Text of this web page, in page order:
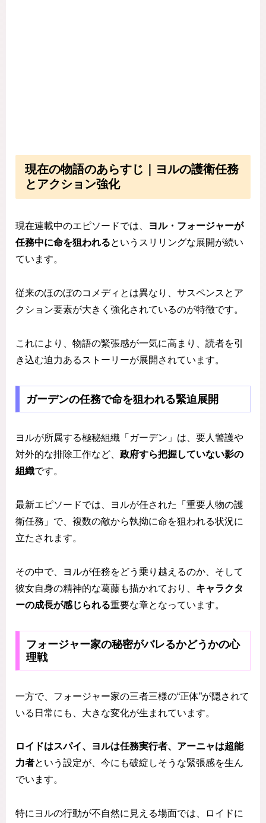
現在の物語のあらすじ｜ヨルの護衛任務
とアクション強化
現在連載中のエピソードでは、
ヨル・フォージャーが
任務中に命を狙われるというスリリングな展開が続い
ています。
従来のほのぼのコメディとは異なり、サスペンスとア
クション要素が大きく強化されているのが特徴です。
これにより、物語の緊張感が一気に高まり、読者を引
き込む迫力あるストーリーが展開されています。
ガーデンの任務で命を狙われる緊迫展開
ヨルが所属する極秘組織「ガーデン」は、要人警護や
対外的な排除工作など、 政府すら把握していない影の
組織です。
最新エピソードでは、ヨルが任された「重要人物の護
衛任務」で、複数の敵から執拗に命を狙われる状況に
立たされます。
その中で、ヨルが任務をどう乗り越えるのか、そして
彼女自身の精神的な葛藤も描かれており、 キャラクタ
ーの成長が感じられる重要な章となっています。
フォージャー家の秘密がバレるかどうかの心
理戦
一方で、フォージャー家の三者三様の“正体”が隠されて
いる日常にも、大きな変化が生まれています。
ロイドはスパイ、ヨルは任務実行者、アーニャは超能
力者という設定が、今にも破綻しそうな緊張感を生ん
でいます。
特にヨルの行動が不自然に見える場面では、ロイドに